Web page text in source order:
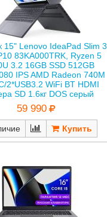
15" Lenovo IdeaPad Slim 3
83KA000TRK, Ryzen 5
3.2 16GB SSD 512GB
IPS AMD Radeon 740M
2*USB3.2 WiFi BT HDMI
SD 1.6кг DOS серый
59 990